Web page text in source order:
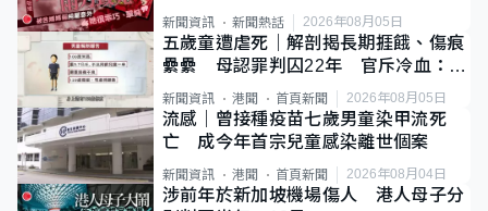
新聞資訊 新聞熱話 2026年08月05日
五歲童遭虐死｜解剖揭長期捱餓、傷痕
纍纍 母認罪判囚22年 官斥冷血：同
類案最惡劣
新聞資訊 港聞 首頁新聞 2026年08月05日
流感｜曾接種疫苗七歲男童染甲流死
亡 成今年首宗兒童感染離世個案
新聞資訊 港聞 首頁新聞 2026年08月04日
涉前年於新加坡機場傷人 港人母子分